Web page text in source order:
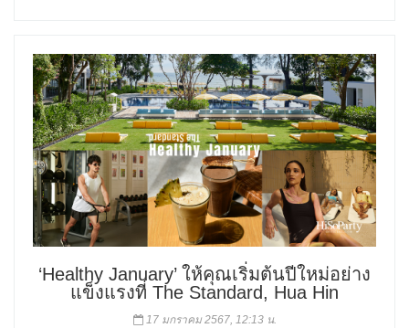
‘Healthy January’ ให้คุณเริ่มต้นปีใหม่อย่าง
แข็งแรงที่ The Standard, Hua Hin
17 มกราคม 2567, 12:13 น.